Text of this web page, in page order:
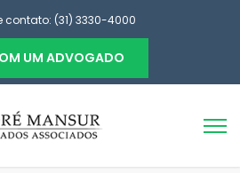
contato: (31) 3330-4000
UM ADVOGADO